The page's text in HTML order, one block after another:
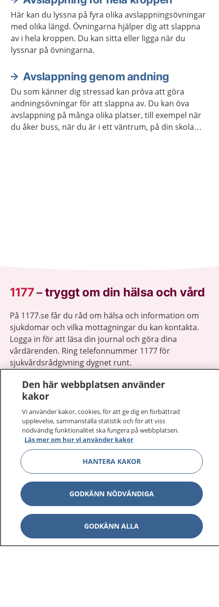
Här kan du lyssna på fyra olika avslappningsövningar
med olika längd. Övningarna hjälper dig att slappna
av i hela kroppen. Du kan sitta eller ligga när du
lyssnar på övningarna.
Avslappning genom andning
Du som känner dig stressad kan pröva att göra
andningsövningar för att slappna av. Du kan öva
avslappning på många olika platser, till exempel när
du åker buss, när du är i ett väntrum, på din skola
1177–tryggt om din hälsa och vård
På 1177.se får du råd om hälsa och information om
sjukdomar och vilka mottagningar du kan kontakta.
Logga in för att läsa din journal och göra dina
vårdärenden. Ring telefonnummer 1177 för
sjukvårdsrådgivning dygnet runt.
1177 på flera språk
Om 1177 Visa
Kontakt Visa
Behandling av personuppgifter
Den här webbplatsen använder
kakor
Vi använder kakor, cookies, för att ge dig en förbättrad
upplevelse, sammanställa statistik och för att viss
nödvändig funktionalitet ska fungera på webbplatsen.
Läs mer om hur vi använder kakor
HANTERA KAKOR
GODKÄNN NÖDVÄNDIGA
GODKÄNN ALLA